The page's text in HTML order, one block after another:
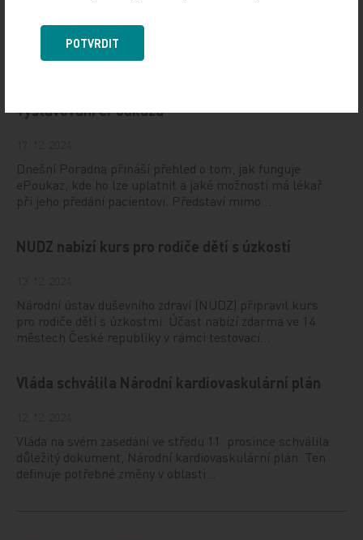
10. 3. 2025
19. světový kongres Controversies in Neurology (CONy)
se bude konat v termínu 20.–22. března 2025 v Praze.
Vystavování ePoukazů
Dnešní Poradna přináší přehled o tom, jak funguje
ePoukaz, kde ho lze uplatnit a jaké možnosti má lékař
při jeho předání pacientovi. Představí mimo…
NUDZ nabízí kurs pro rodiče dětí s úzkostí
Národní ústav duševního zdraví (NUDZ) připravil kurs
pro rodiče dětí s úzkostmi. Účast nabízí zdarma ve 14
městech České republiky v rámci testovací…
Vláda schválila Národní kardiovaskulární plán
Vláda na svém zasedání ve středu 11. prosince schválila
důležitý dokument, Národní kardiovaskulární plán. Ten
definuje potřebné změny v oblasti…
POTVRDIT